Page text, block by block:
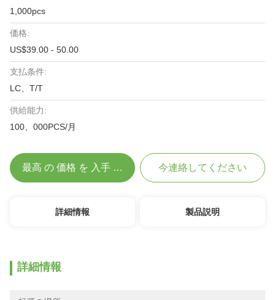
1,000pcs
価格:
US$39.00 - 50.00
支払条件:
LC、T/T
供給能力:
100、000PCS/月
最高 の 価格 を 入手 する 今連絡してください
詳細情報 製品説明
詳細情報